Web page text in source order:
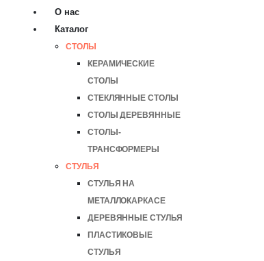
О нас
Каталог
СТОЛЫ
КЕРАМИЧЕСКИЕ
СТОЛЫ
СТЕКЛЯННЫЕ СТОЛЫ
СТОЛЫ ДЕРЕВЯННЫЕ
СТОЛЫ-
ТРАНСФОРМЕРЫ
СТУЛЬЯ
СТУЛЬЯ НА
МЕТАЛЛОКАРКАСЕ
ДЕРЕВЯННЫЕ СТУЛЬЯ
ПЛАСТИКОВЫЕ
СТУЛЬЯ